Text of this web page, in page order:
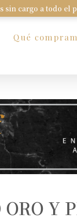
sin cargo a todo el
Qué
Y